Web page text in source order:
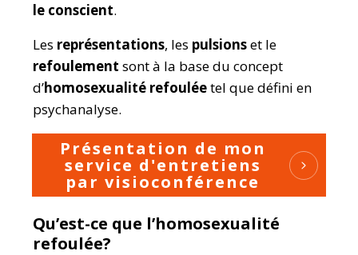
le conscient.
Les représentations, les pulsionset le
refoulement sont à la base du concept
d’homosexualité refouléetel que défini en
psychanalyse.
Présentation de mon
service d'entretiens
par visioconférence
Qu’est-ce que l’homosexualité
refoulée?